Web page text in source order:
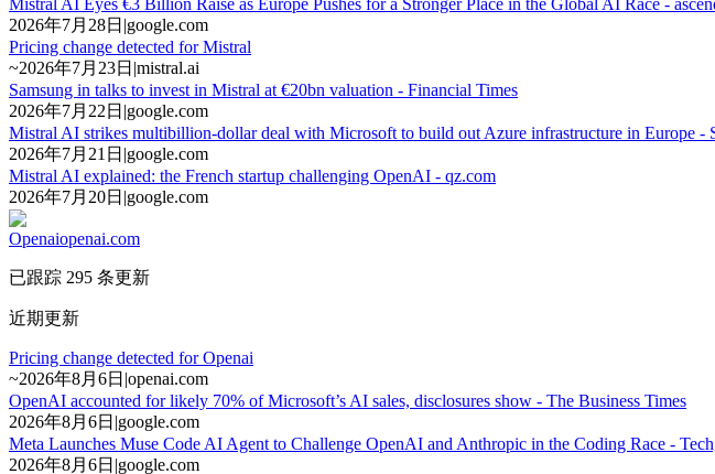
2026年7月28日 |google.com
Pricing change detected for Mistral
~2026年7月23日 |mistral.ai
Samsung in talks to invest in Mistral at €20bn valuation - Financial Times
2026年7月22日 |google.com
Mistral AI strikes multibillion-dollar deal with Microsoft to build out Azure infrastructure in Europe
2026年7月21日 |google.com
Mistral AI explained: the French startup challenging OpenAI - qz.com
2026年7月20日 |google.com
Openaiopenai.com
已跟踪 295 条更新
近期更新
Pricing change detected for Openai
~2026年8月6日 |openai.com
OpenAI accounted for likely 70% of Microsoft’s AI sales, disclosures show - The Business Times
2026年8月6日 |google.com
Meta Launches Muse Code AI Agent to Challenge OpenAI and Anthropic in the Coding Race -
2026年8月6日 |google.com